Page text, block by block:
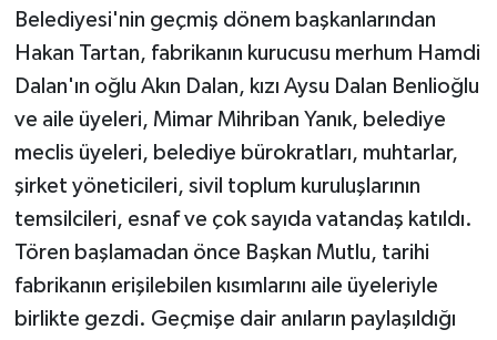
Belediyesi'nin geçmiş dönem başkanlarından
Hakan Tartan, fabrikanın kurucusu merhum Hamdi
Dalan'ın oğlu Akın Dalan, kızı Aysu Dalan Benlioğlu
ve aile üyeleri, Mimar Mihriban Yanık, belediye
meclis üyeleri, belediye bürokratları, muhtarlar,
şirket yöneticileri, sivil toplum kuruluşlarının
temsilcileri, esnaf ve çok sayıda vatandaş katıldı.
Tören başlamadan önce Başkan Mutlu, tarihi
fabrikanın erişilebilen kısımlarını aile üyeleriyle
birlikte gezdi. Geçmişe dair anıların paylaşıldığı